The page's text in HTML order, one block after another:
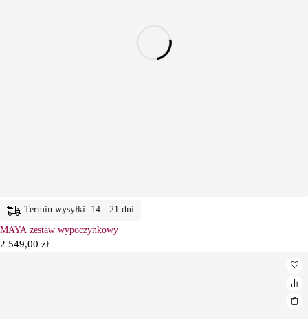
Termin wysyłki: 14 - 21 dni
MAYA zestaw wypoczynkowy
2 549,00 zł